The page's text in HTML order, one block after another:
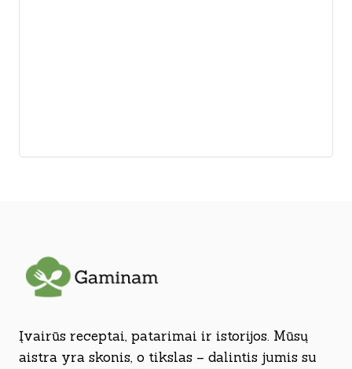
Įvairūs receptai, patarimai ir istorijos. Mūsų
aistra yra skonis, o tikslas – dalintis jumis su